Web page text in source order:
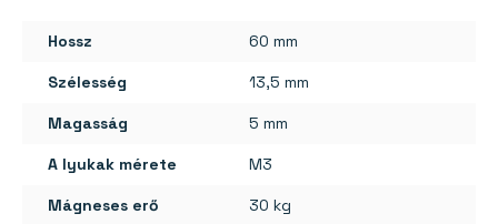
Hossz 60 mm
Szélesség 13,5 mm
Magasság 5 mm
A lyukak mérete M3
Mágneses erő 30 kg